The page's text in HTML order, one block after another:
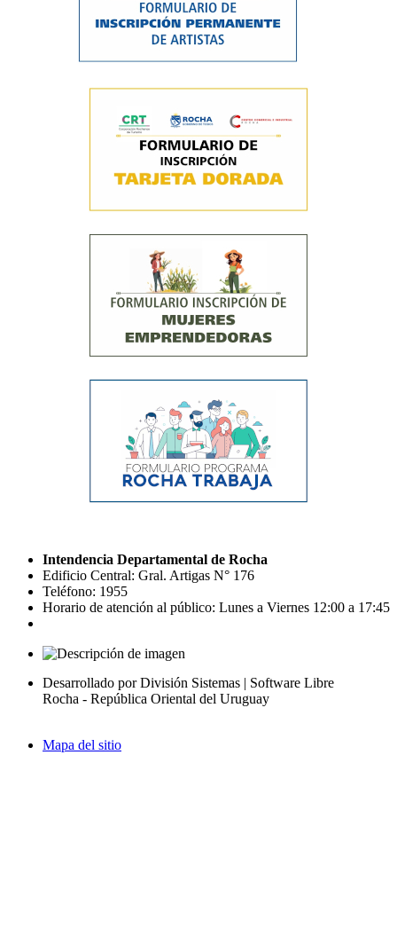
Intendencia Departamental de Rocha
Edificio Central: Gral. Artigas N° 176
Teléfono: 1955
Horario de atención al público: Lunes a Viernes 12:00 a 17:45
Desarrollado por División Sistemas | Software Libre
Rocha - República Oriental del Uruguay
Mapa del sitio